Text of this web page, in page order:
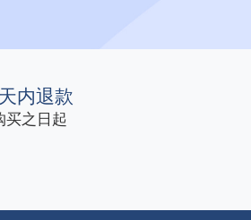
内退款
买之日起